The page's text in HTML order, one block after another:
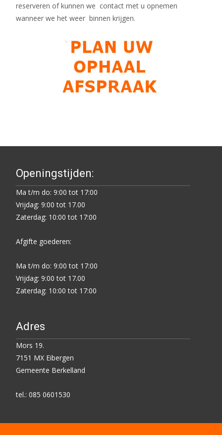
reserveren of kunnen we contact met u opnemen
wanneer we het weer binnen krijgen.
Openingstijden:
Ma t/m do: 9:00 tot 17:00
Vrijdag: 9:00 tot 17.00
Zaterdag: 10:00 tot 17:00
Afgifte goederen:
Ma t/m do: 9:00 tot 17:00
Vrijdag: 9:00 tot 17.00
Zaterdag: 10:00 tot 17:00
Adres
Mors 19.
7151 MX Eibergen
Gemeente Berkelland
tel.: 085 0601530